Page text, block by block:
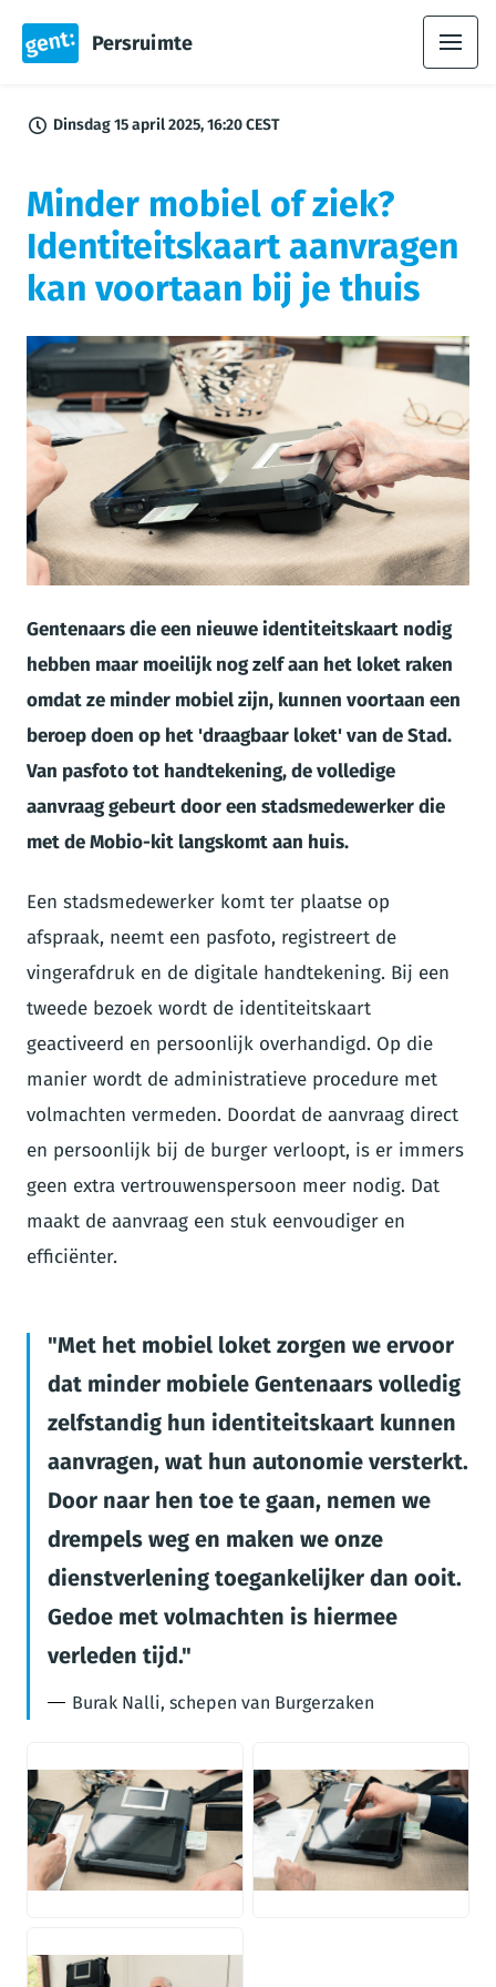
Persruimte
Dinsdag 15 april 2025, 16:20 CEST
Minder mobiel of ziek?
Identiteitskaart aanvragen
kan voortaan bij je thuis
JPG
Gentenaars die een nieuwe identiteitskaart nodig
hebben maar moeilijk nog zelf aan het loket raken
omdat ze minder mobiel zijn, kunnen voortaan een
beroep doen op het 'draagbaar loket' van de Stad.
Van pasfoto tot handtekening, de volledige
aanvraag gebeurt door een stadsmedewerker die
met de Mobio-kit langskomt aan huis.
Een stadsmedewerker komt ter plaatse op
afspraak, neemt een pasfoto, registreert de
vingerafdruk en de digitale handtekening. Bij een
tweede bezoek wordt de identiteitskaart
geactiveerd en persoonlijk overhandigd. Op die
manier wordt de administratieve procedure met
volmachten vermeden. Doordat de aanvraag direct
en persoonlijk bij de burger verloopt, is er immers
geen extra vertrouwenspersoon meer nodig. Dat
maakt de aanvraag een stuk eenvoudiger en
efficiënter.
Met het mobiel loket zorgen we ervoor
dat minder mobiele Gentenaars volledig
zelfstandig hun identiteitskaart kunnen
aanvragen, wat hun autonomie versterkt.
Door naar hen toe te gaan, nemen we
drempels weg en maken we onze
dienstverlening toegankelijker dan ooit.
Gedoe met volmachten is hiermee
verleden tijd.
Burak Nalli, schepen van Burgerzaken
JPG JPG